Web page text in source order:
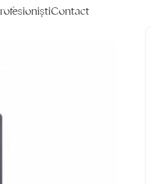
Contact